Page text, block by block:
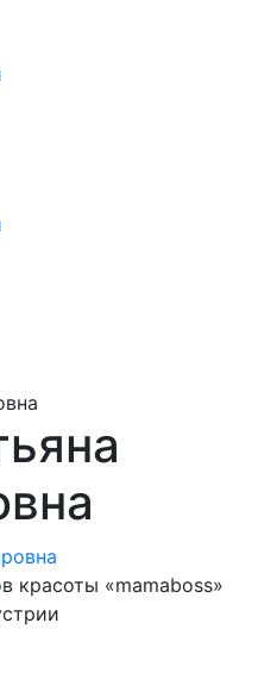
красоты «mamaboss»